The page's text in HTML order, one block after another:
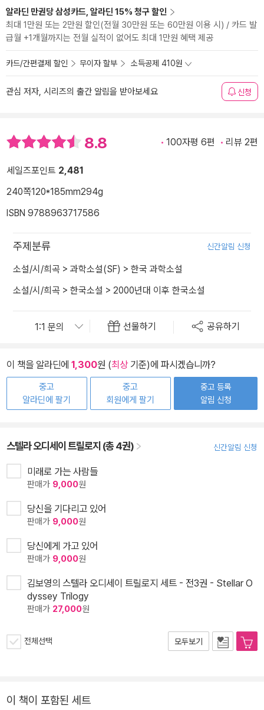
알라딘 만권당 삼성카드, 알라딘 15% 청구 할인
최대 1만원 또는 2만원 할인(전월 30만원 또는 60만원 이용 시) / 카드 발
급월 +1개월까지는 전월 실적이 없어도 최대 1만원 혜택 제공
카드/간편결제 할인 무이자 할부 소득공제 410원
관심 저자, 시리즈의 출간 알림을 받아보세요 신청
8.8 100자평 6편 리뷰 2편
세일즈포인트 2,481
240쪽120*185mm294g
ISBN 9788963717586
주제분류 신간알림 신청
소설/시/희곡 > 과학소설(SF) > 한국 과학소설
소설/시/희곡 > 한국소설 > 2000년대 이후 한국소설
선물하기 공유하기
이 책을 알라딘에 1,300원 (최상기준)에 파시겠습니까?
중고
알라딘에 팔기
중고
회원에게 팔기
중고 등록
알림 신청
스텔라 오디세이 트릴로지 (총 4권) 신간알림 신청
미래로 가는 사람들
판매가 9,000원
당신을 기다리고 있어
판매가 9,000원
당신에게 가고 있어
판매가 9,000원
김보영의 스텔라 오디세이 트릴로지 세트 - 전3권 - Stellar O
dyssey Trilogy
판매가 27,000원
전체선택 모두보기
이 책이 포함된 세트